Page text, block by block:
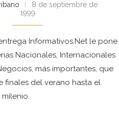
8 de septiembre de
1999
Informativos.Net le pone
Nacionales, Internacionales
más importantes, que
finales del verano hasta el